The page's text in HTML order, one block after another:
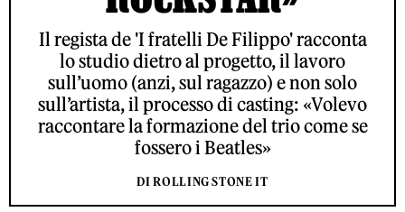
Il regista de 'I fratelli De Filippo' racconta
lo studio dietro al progetto, il lavoro
sull’uomo (anzi, sul ragazzo) e non solo
sull’artista, il processo di casting: «Volevo
raccontare la formazione del trio come se
fossero i Beatles»
DI ROLLING STONE IT